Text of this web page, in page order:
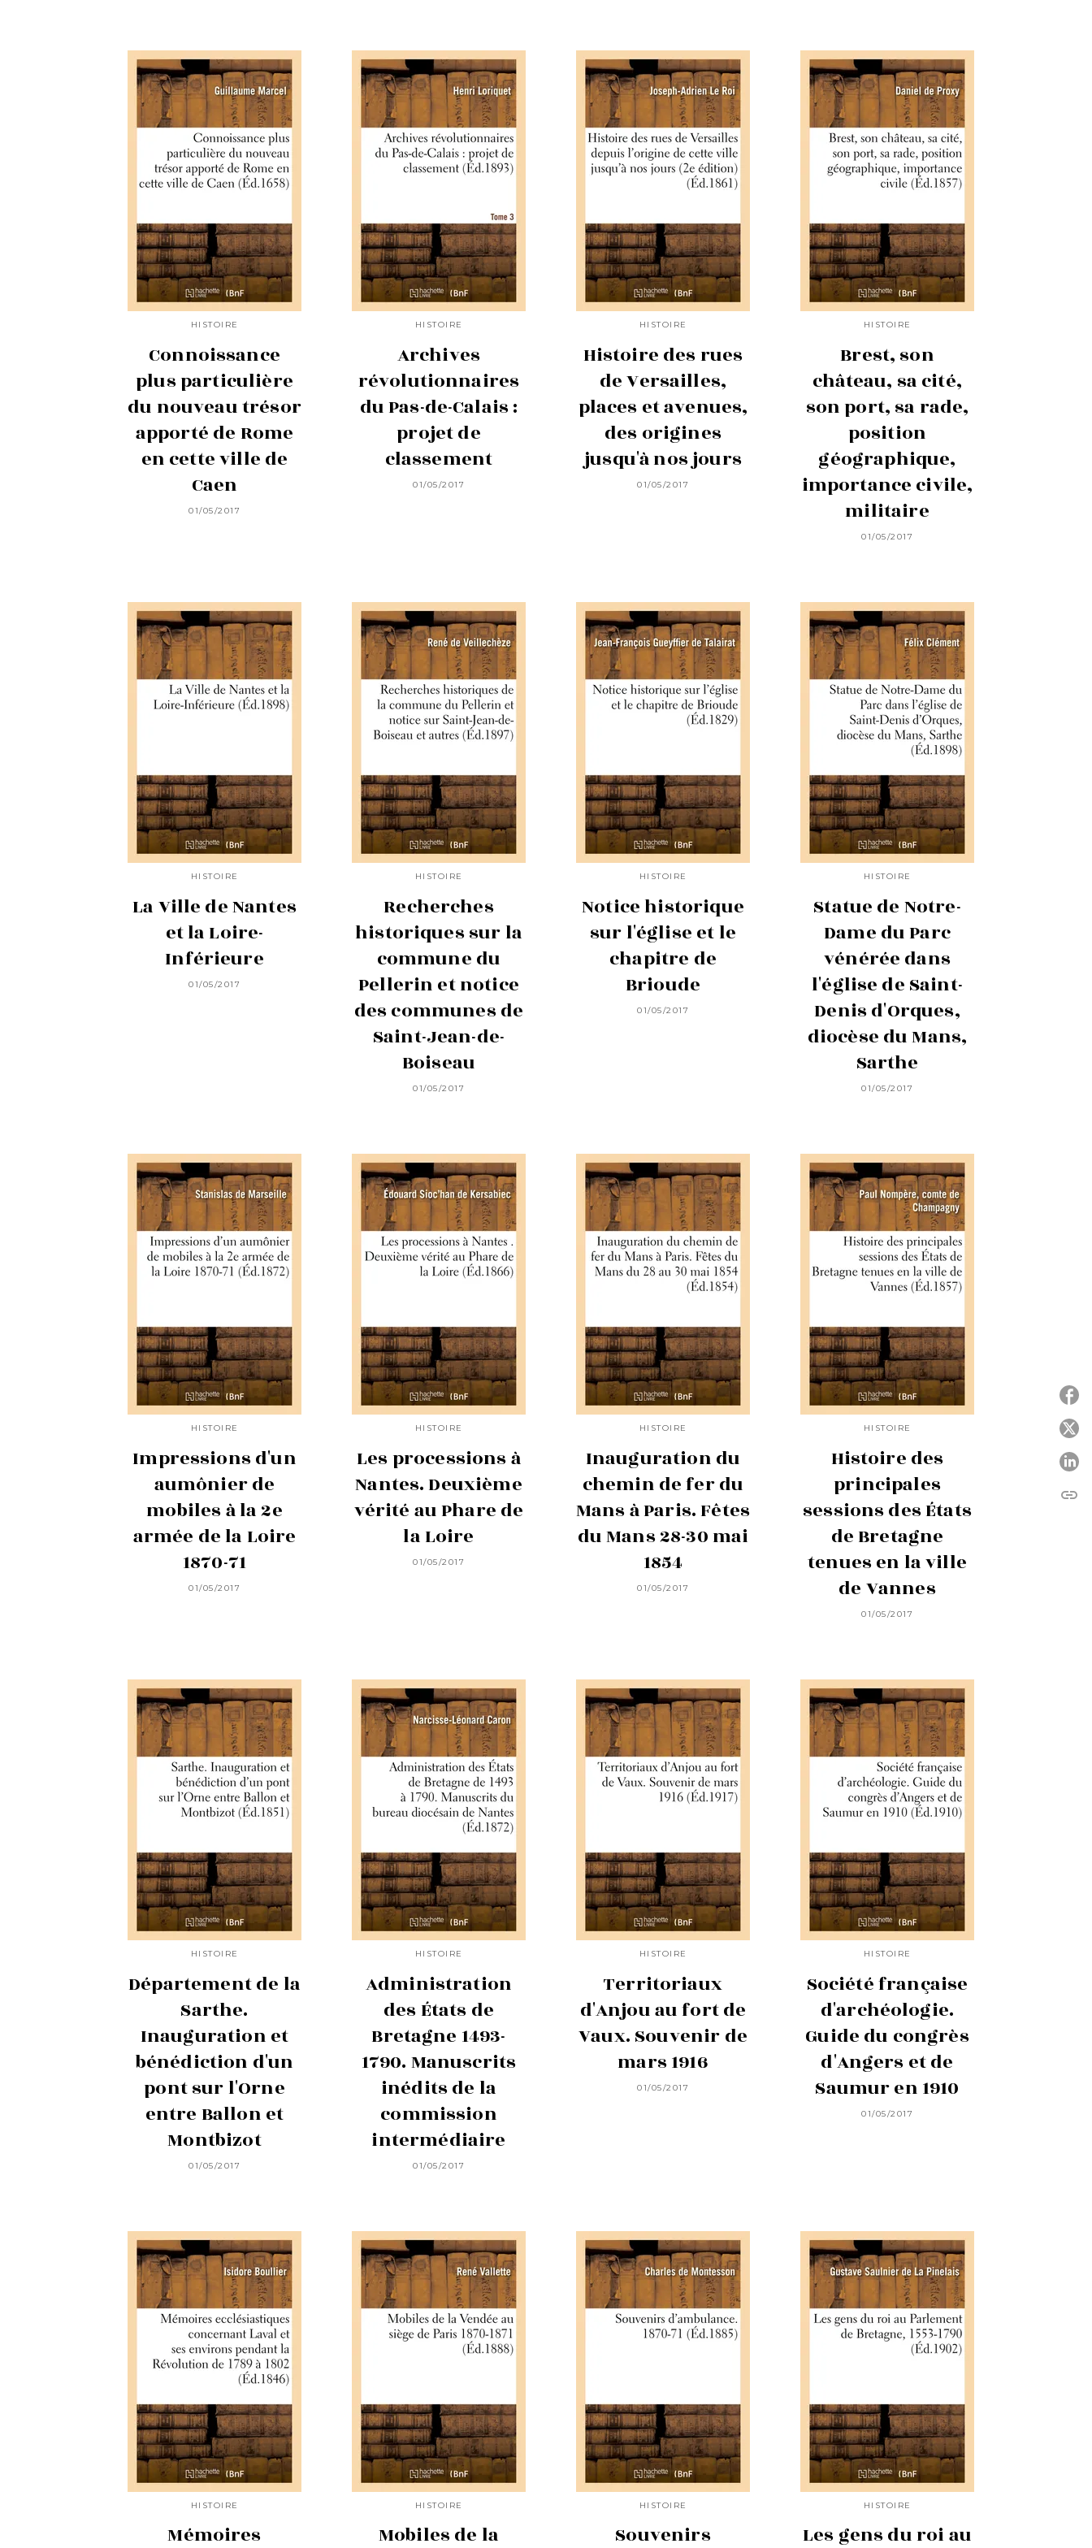
HISTOIRE
Connoissance
plus particulière
du nouveau trésor
apporté de Rome
en cette ville de
Caen
01/05/2017
HISTOIRE
Archives
révolutionnaires
du Pas-de-Calais :
projet de
classement
01/05/2017
HISTOIRE
Histoire des rues
de Versailles,
places et avenues,
des origines
jusqu'à nos jours
01/05/2017
HISTOIRE
Brest, son
château, sa cité,
son port, sa rade,
position
géographique,
importance civile,
militaire
01/05/2017
HISTOIRE
La Ville de Nantes
et la Loire-
Inférieure
01/05/2017
HISTOIRE
Recherches
historiques sur la
commune du
Pellerin et notice
des communes de
Saint-Jean-de-
Boiseau
01/05/2017
HISTOIRE
Notice historique
sur l'église et le
chapitre de
Brioude
01/05/2017
HISTOIRE
Statue de Notre-
Dame du Parc
vénérée dans
l'église de Saint-
Denis d'Orques,
diocèse du Mans,
Sarthe
01/05/2017
HISTOIRE
Impressions d'un
aumônier de
mobiles à la 2e
armée de la Loire
1870-71
01/05/2017
HISTOIRE
Les processions à
Nantes. Deuxième
vérité au Phare de
la Loire
01/05/2017
HISTOIRE
Inauguration du
chemin de fer du
Mans à Paris. Fêtes
du Mans 28-30 mai
1854
01/05/2017
HISTOIRE
Histoire des
principales
sessions des États
de Bretagne
tenues en la ville
de Vannes
01/05/2017
HISTOIRE
Département de la
Sarthe.
Inauguration et
bénédiction d'un
pont sur l'Orne
entre Ballon et
Montbizot
01/05/2017
HISTOIRE
Administration
des États de
Bretagne 1493-
1790. Manuscrits
inédits de la
commission
intermédiaire
01/05/2017
HISTOIRE
Territoriaux
d'Anjou au fort de
Vaux. Souvenir de
mars 1916
01/05/2017
HISTOIRE
Société française
d'archéologie.
Guide du congrès
d'Angers et de
Saumur en 1910
01/05/2017
HISTOIRE
Mémoires
HISTOIRE
Mobiles de la
HISTOIRE
Souvenirs
HISTOIRE
Les gens du roi au
link